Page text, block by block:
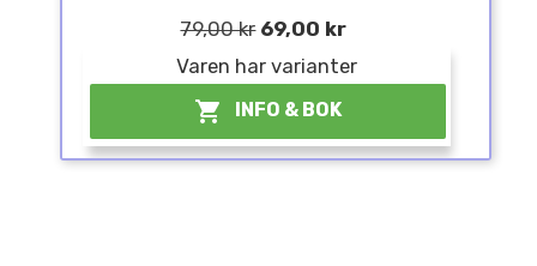
79,00 kr 69,00 kr
Varen har varianter
¤
 INFO & BOK